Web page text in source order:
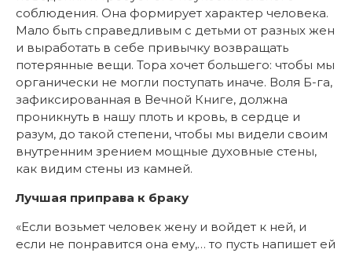
соблюдения. Она формирует характер человека.
Мало быть справедливым с детьми от разных жен
и выработать в себе привычку возвращать
потерянные вещи. Тора хочет большего: чтобы мы
органически не могли поступать иначе. Воля Б-га,
зафиксированная в Вечной Книге, должна
проникнуть в нашу плоть и кровь, в сердце и
разум, до такой степени, чтобы мы видели своим
внутренним зрением мощные духовные стены,
как видим стены из камней.
Лучшая приправа к браку
«Если возьмет человек жену и войдет к ней, и
если не понравится она ему,… то пусть напишет ей